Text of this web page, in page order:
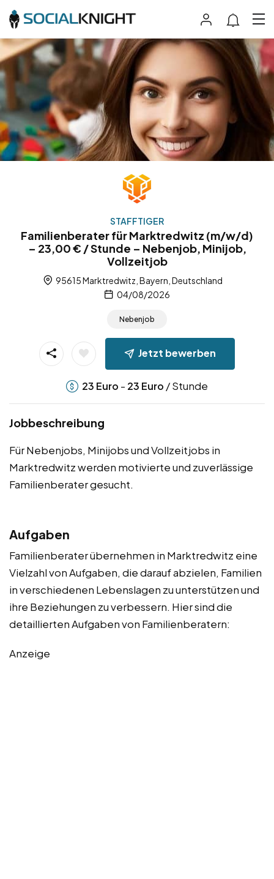
STAFFTIGER
Familienberater für Marktredwitz (m/w/d)
– 23,00 € / Stunde – Nebenjob, Minijob,
Vollzeitjob
95615 Marktredwitz, Bayern, Deutschland
04/08/2026
Nebenjob
Jetzt bewerben
23 Euro - 23 Euro / Stunde
Jobbeschreibung
Für Nebenjobs, Minijobs und Vollzeitjobs in
Marktredwitz werden motivierte und zuverlässige
Familienberater gesucht.
Aufgaben
Familienberater übernehmen in Marktredwitz eine
Vielzahl von Aufgaben, die darauf abzielen, Familien
in verschiedenen Lebenslagen zu unterstützen und
ihre Beziehungen zu verbessern. Hier sind die
detaillierten Aufgaben von Familienberatern:
Anzeige